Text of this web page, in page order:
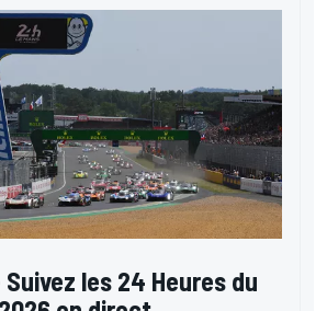
Suivez les 24 Heures du